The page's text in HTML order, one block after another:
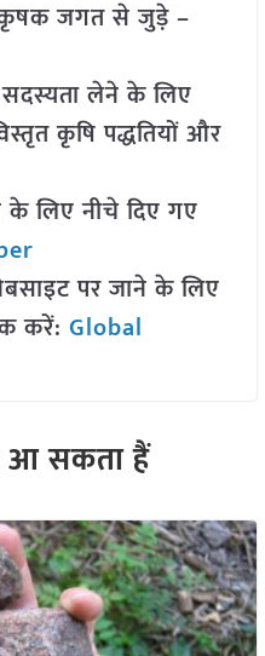
कृषक जगत से जुड़े –
लेने के लिए
कृषि पद्धतियों और
लिए नीचे दिए गए
पर जाने के लिए
करें: Global
आ सकता हैं